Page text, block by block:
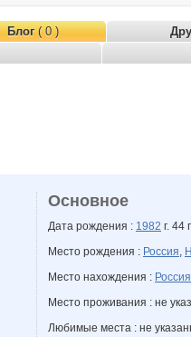
Блог( 0 )
Основное
Дата рождения : 1982 г. 44
Место рождения : Россия,
Место нахождения : Россия
Место проживания : не
Любимые места : не